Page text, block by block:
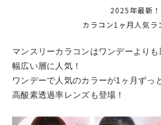
2025年最新！
カラコン1ヶ月人気ラ
マンスリーカラコンはワンデーよりも
幅広い層に人気！
ワンデーで人気のカラーが1ヶ月ずっ
高酸素透過率レンズも登場！